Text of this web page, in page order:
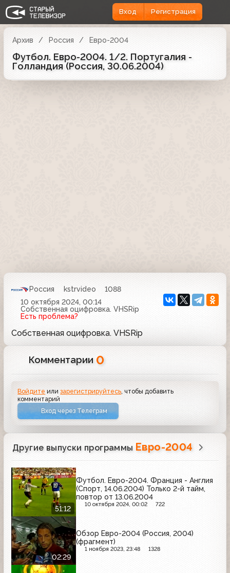
Вход Регистрация
Архив Россия Евро-2004
Футбол. Евро-2004. 1/2. Португалия -
Голландия (Россия, 30.06.2004)
Россия kstrvideo
1088
10 октября 2024, 00:14
Собственная оцифровка. VHSRip
Есть проблема?
Собственная оцифровка. VHSRip
Комментарии 0
Войдите илизарегистрируйтесь , чтобы добавить
комментарий
Вход через Телеграм
Другие выпуски программы Евро-2004
51:12
Футбол. Евро-2004. Франция - Англия
(Спорт, 14.06.2004) Только 2-й тайм,
повтор от 13.06.2004
10 октября 2024, 00:02 722
02:29
Обзор Евро-2004 (Россия, 2004)
(фрагмент)
1 ноября 2023, 23:48 1328